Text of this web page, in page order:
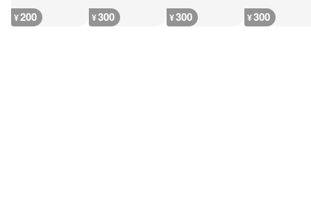
¥200 ¥300 ¥300 ¥300